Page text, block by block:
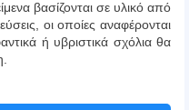
βασίζονται σε υλικό από
οι οποίες αναφέρονται
ή υβριστικά σχόλια θα